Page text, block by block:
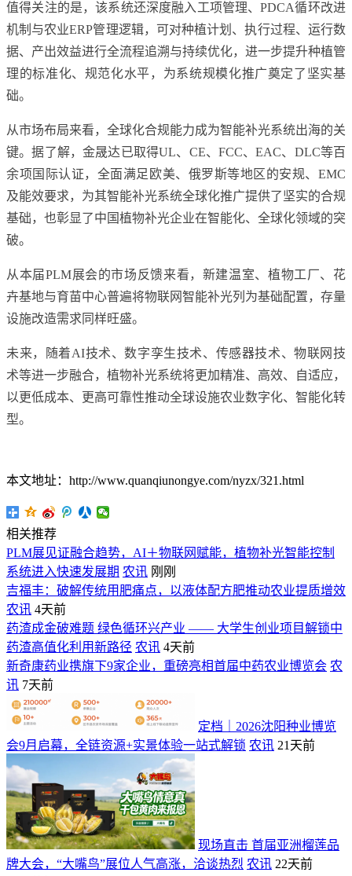
值得关注的是，该系统还深度融入工项管理、PDCA循环改进
机制与农业ERP管理逻辑，可对种植计划、执行过程、运行数
据、产出效益进行全流程追溯与持续优化，进一步提升种植管
理的标准化、规范化水平，为系统规模化推广奠定了坚实基
础。
从市场布局来看，全球化合规能力成为智能补光系统出海的关
键。据了解，金晟达已取得UL、CE、FCC、EAC、DLC等百
余项国际认证，全面满足欧美、俄罗斯等地区的安规、EMC
及能效要求，为其智能补光系统全球化推广提供了坚实的合规
基础，也彰显了中国植物补光企业在智能化、全球化领域的突
破。
从本届PLM展会的市场反馈来看，新建温室、植物工厂、花
卉基地与育苗中心普遍将物联网智能补光列为基础配置，存量
设施改造需求同样旺盛。
未来，随着AI技术、数字孪生技术、传感器技术、物联网技
术等进一步融合，植物补光系统将更加精准、高效、自适应，
以更低成本、更高可靠性推动全球设施农业数字化、智能化转
型。
本文地址：http://www.quanqiunongye.com/nyzx/321.html
相关推荐
PLM展见证融合趋势，AI＋物联网赋能，植物补光智能控制
系统进入快速发展期 农讯 刚刚
吉福丰：破解传统用肥痛点，以液体配方肥推动农业提质增效
农讯 4天前
药渣成金破难题 绿色循环兴产业 —— 大学生创业项目解锁中
药渣高值化利用新路径 农讯 4天前
新奇康药业携旗下9家企业，重磅亮相首届中药农业博览会 农
讯 7天前
定档｜2026沈阳种业博览
会9月启幕，全链资源+实景体验一站式解锁 农讯 21天前
现场直击 首届亚洲榴莲品
牌大会，“大嘴鸟”展位人气高涨，洽谈热烈 农讯 22天前